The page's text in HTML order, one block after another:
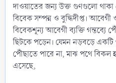
দাওয়াতের জন্য উক্ত গুণগুলো থাকা
বিবেক সম্পন্ন ও বুদ্ধিদীপ্ত। আবেগী
বিবেকশূন্য আবেগী ব্যক্তি গন্তব্যে
ছিটকে পড়েন। যেমন নড়বড়ে একটি
পৌঁছাতে পারে না, মাঝ পথে বিকল
এসেছে,